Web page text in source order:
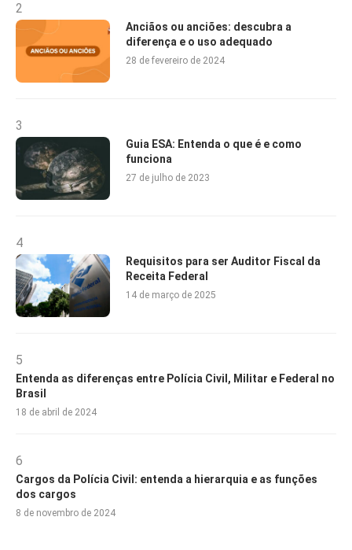
2
Anciãos ou anciões: descubra a
diferença e o uso adequado
28 de fevereiro de 2024
3
Guia ESA: Entenda o que é e como
funciona
27 de julho de 2023
4
Requisitos para ser Auditor Fiscal da
Receita Federal
14 de março de 2025
5
Entenda as diferenças entre Polícia Civil, Militar e Federal no
Brasil
18 de abril de 2024
6
Cargos da Polícia Civil: entenda a hierarquia e as funções
dos cargos
8 de novembro de 2024